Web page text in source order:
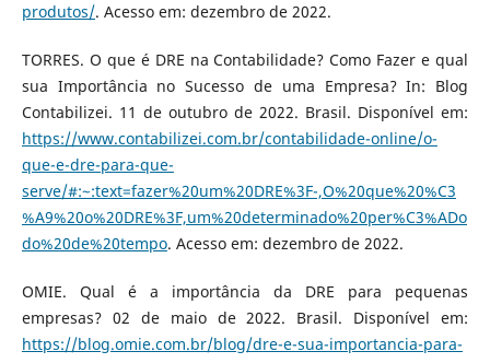
produtos/. Acesso em: dezembro de 2022.
TORRES. O que é DRE na Contabilidade? Como Fazer e qual
sua Importância no Sucesso de uma Empresa? In: Blog
Contabilizei. 11 de outubro de 2022. Brasil. Disponível em:
https://www.contabilizei.com.br/contabilidade-online/o-
que-e-dre-para-que-
serve/#:~:text=fazer%20um%20DRE%3F-,O%20que%20%C3
%A9%20o%20DRE%3F,um%20determinado%20per%C3%ADo
do%20de%20tempo. Acesso em: dezembro de 2022.
OMIE. Qual é a importância da DRE para pequenas
empresas? 02 de maio de 2022. Brasil. Disponível em:
https://blog.omie.com.br/blog/dre-e-sua-importancia-para-